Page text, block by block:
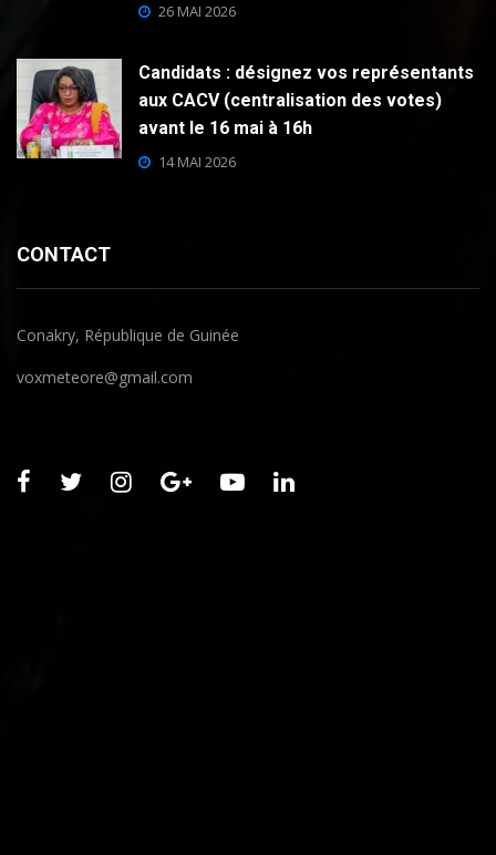
26 MAI 2026
Candidats : désignez vos représentants
aux CACV (centralisation des votes)
avant le 16 mai à 16h
14 MAI 2026
CONTACT
Conakry, République de Guinée
voxmeteore@gmail.com